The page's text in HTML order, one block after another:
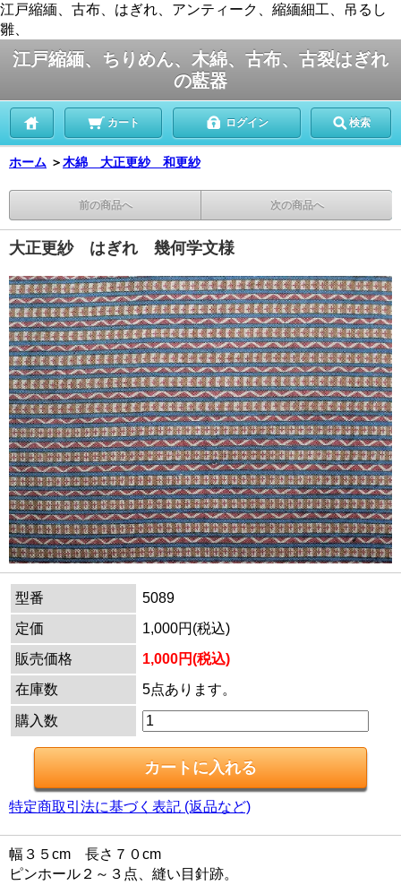
江戸縮緬、古布、はぎれ、アンティーク、縮緬細工、吊るし
雛、
江戸縮緬、ちりめん、木綿、古布、古裂はぎれ
の藍器
カート ログイン 検索
ホーム ＞木綿 大正更紗 和更紗
前の商品へ 次の商品へ
大正更紗 はぎれ 幾何学文様
型番
5089
定価
1,000円(税込)
販売価格
1,000円(税込)
在庫数
5点あります。
購入数
特定商取引法に基づく表記 (返品など)
幅３５cm 長さ７０cm
ピンホール２～３点、縫い目針跡。